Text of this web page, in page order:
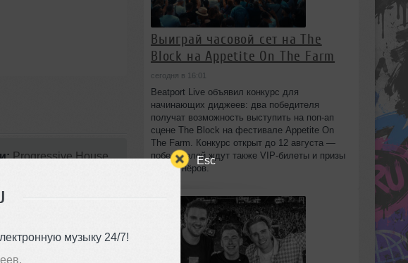
Esc
музыку 24/7!
Progressive House,
15 мая 2020
Выиграй часовой сет на The
Block на Appetite On The Farm
сегодня в 16:01
Beatport Live объявил конкурс для
начинающих диджеев: два победителя
получат возможность выступить на поп‑ап
сцене The Block на фестивале Appetite On
The Farm. Конкурс открыт до 12 августа —
победителей ждут также VIP‑билеты и призы
от партнёров.